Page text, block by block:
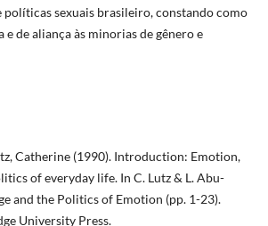
políticas sexuais brasileiro, constando como
e de aliança às minorias de gênero e
Catherine (1990). Introduction: Emotion,
of everyday life. In C. Lutz & L. Abu-
and the Politics of Emotion (pp. 1-23).
University Press.